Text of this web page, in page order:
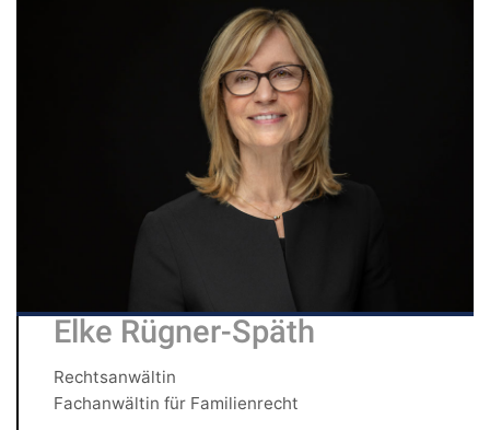
Elke Rügner-Späth
Rechtsanwältin
Fachanwältin für Familienrecht